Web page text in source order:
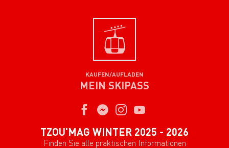
KAUFEN/AUFLADEN
MEIN SKIPASS
TZOU'MAG WINTER 2025 - 2026
Finden Sie alle praktischen Informationen